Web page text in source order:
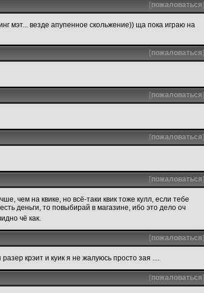
[пожаловаться]
мэт... везде апупенное скольжение)) ща пока играю на
[пожаловаться]
[пожаловаться]
[пожаловаться]
[пожаловаться]
чем на квике, но всё-таки квик тоже кулл, если тебе
деньги, то повыбирай в магазине, ибо это дело оч
чё как.
[пожаловаться]
крэит и куик я не жалуюсь просто зая ....
[пожаловаться]